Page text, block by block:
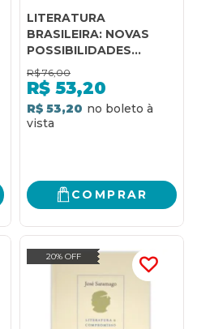
LITERATURA
BRASILEIRA: NOVAS
POSSIBILIDADES
ESCRITOS DISCENTES
DE LITERATURA
BRASILEIRA
R$ 76,00
R$ 53,20
R$ 53,20
COMPRAR
20% OFF